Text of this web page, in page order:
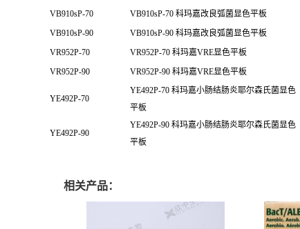
VB910sP-70
VB910sP-70 科玛嘉改良弧菌显色平板
VB910sP-90
VB910sP-90 科玛嘉改良弧菌显色平板
VR952P-70
VR952P-70 科玛嘉VRE显色平板
VR952P-90
VR952P-90 科玛嘉VRE显色平板
YE492P-70
YE492P-70 科玛嘉小肠结肠炎耶尔森氏菌显色
平板
YE492P-90
YE492P-90 科玛嘉小肠结肠炎耶尔森氏菌显色
平板
相关产品：